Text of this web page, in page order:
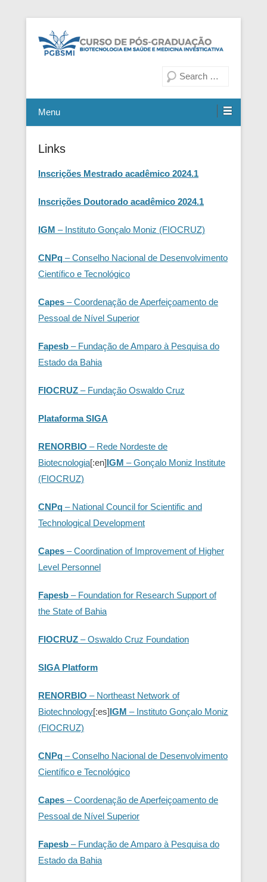
Curso de Pós-Graduação em
Medicina Investigativa
Menu
Links
Inscrições Mestrado acadêmico 2024.1
Inscrições Doutorado acadêmico 2024.1
IGM – Instituto Gonçalo Moniz (FIOCRUZ)
CNPq – Conselho Nacional de Desenvolvimento
Científico e Tecnológico
Capes – Coordenação de Aperfeiçoamento de
Pessoal de Nível Superior
Fapesb – Fundação de Amparo à Pesquisa do
Estado da Bahia
FIOCRUZ – Fundação Oswaldo Cruz
Plataforma SIGA
RENORBIO – Rede Nordeste de
Biotecnologia[:en]IGM – Gonçalo Moniz Institute
(FIOCRUZ)
CNPq – National Council for Scientific and
Technological Development
Capes – Coordination of Improvement of Higher
Level Personnel
Fapesb – Foundation for Research Support of
the State of Bahia
FIOCRUZ – Oswaldo Cruz Foundation
SIGA Platform
RENORBIO – Northeast Network of
Biotechnology[:es]IGM – Instituto Gonçalo Moniz
(FIOCRUZ)
CNPq – Conselho Nacional de Desenvolvimento
Científico e Tecnológico
Capes – Coordenação de Aperfeiçoamento de
Pessoal de Nível Superior
Fapesb – Fundação de Amparo à Pesquisa do
Estado da Bahia